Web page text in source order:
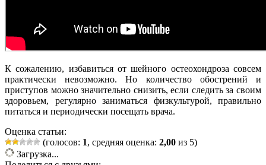
К сожалению, избавиться от шейного остеохондроза совсем
практически невозможно. Но количество обострений и
приступов можно значительно снизить, если следить за своим
здоровьем, регулярно заниматься физкультурой, правильно
питаться и периодически посещать врача.
Оценка статьи:
(голосов: 1, средняя оценка: 2,00 из 5)
Загрузка...